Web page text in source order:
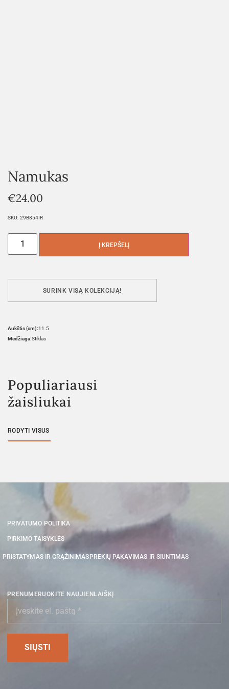
Namukas
€24.00
SKU: 29B854IR
Į KREPŠELĮ
SURINK VISĄ KOLEKCIJĄ!
Aukštis (cm):11.5
Medžiaga:Stiklas
Populiariausi
žaisliukai
RODYTI VISUS
PRIVATUMO POLITIKA
PIRKIMO TAISYKLĖS
PRISTATYMAS IR GRĄŽINIMAS PREKIŲ PAKAVIMAS IR SIUNTIMAS
PRENUMERUOKITE NAUJIENLAIŠKĮ